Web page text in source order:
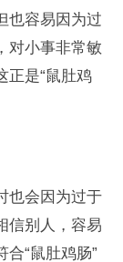
也容易因为过
对小事非常敏
正是“鼠肚鸡
也会因为过于
信别人，容易
“鼠肚鸡肠”